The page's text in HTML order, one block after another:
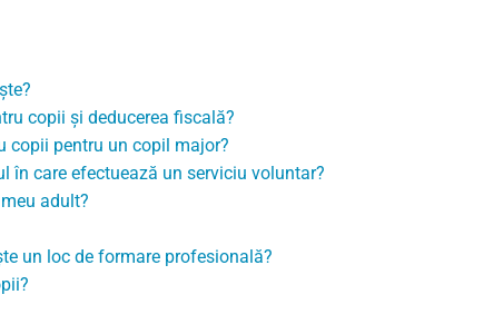
copii și deducerea fiscală?
copii pentru un copil major?
în care efectuează un serviciu voluntar?
adult?
un loc de formare profesională?